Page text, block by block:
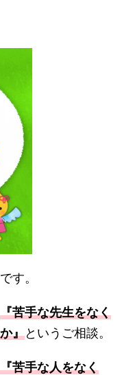
す。
『苦手な先生をなく
』というご相談。
苦手な人をなく